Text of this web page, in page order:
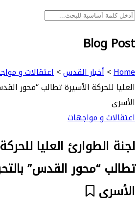
Blog Post
Home
>أخبار القدس>اعتقالات و
العليا للحركة الأسيرة تطالب “محور
الأسرى
اعتقالات و مواجهات
لجنة الطوارئ العليا
تطالب “محور القدس”
الأسرى